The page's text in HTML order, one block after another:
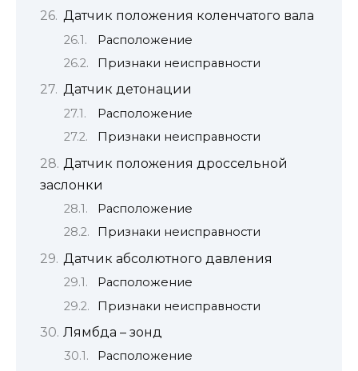
Датчик положения коленчатого вала
Расположение
Признаки неисправности
Датчик детонации
Расположение
Признаки неисправности
Датчик положения дроссельной
заслонки
Расположение
Признаки неисправности
Датчик абсолютного давления
Расположение
Признаки неисправности
Лямбда – зонд
Расположение